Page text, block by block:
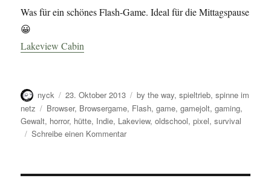
Was für ein schönes Flash-Game. Ideal für die Mittagspause
😀
Lakeview Cabin
Autor
nyck
Veröffentlicht
am
23. Oktober 2013 Kategorien
by the way,spieltrieb,spinne im
netz
Schlagwörter
Browser, Browsergame, Flash,game,gamejolt,gaming,
Gewalt, horror, hütte, Indie, Lakeview,oldschool,pixel,survival
Schreibe einen Kommentarzu
Hütte